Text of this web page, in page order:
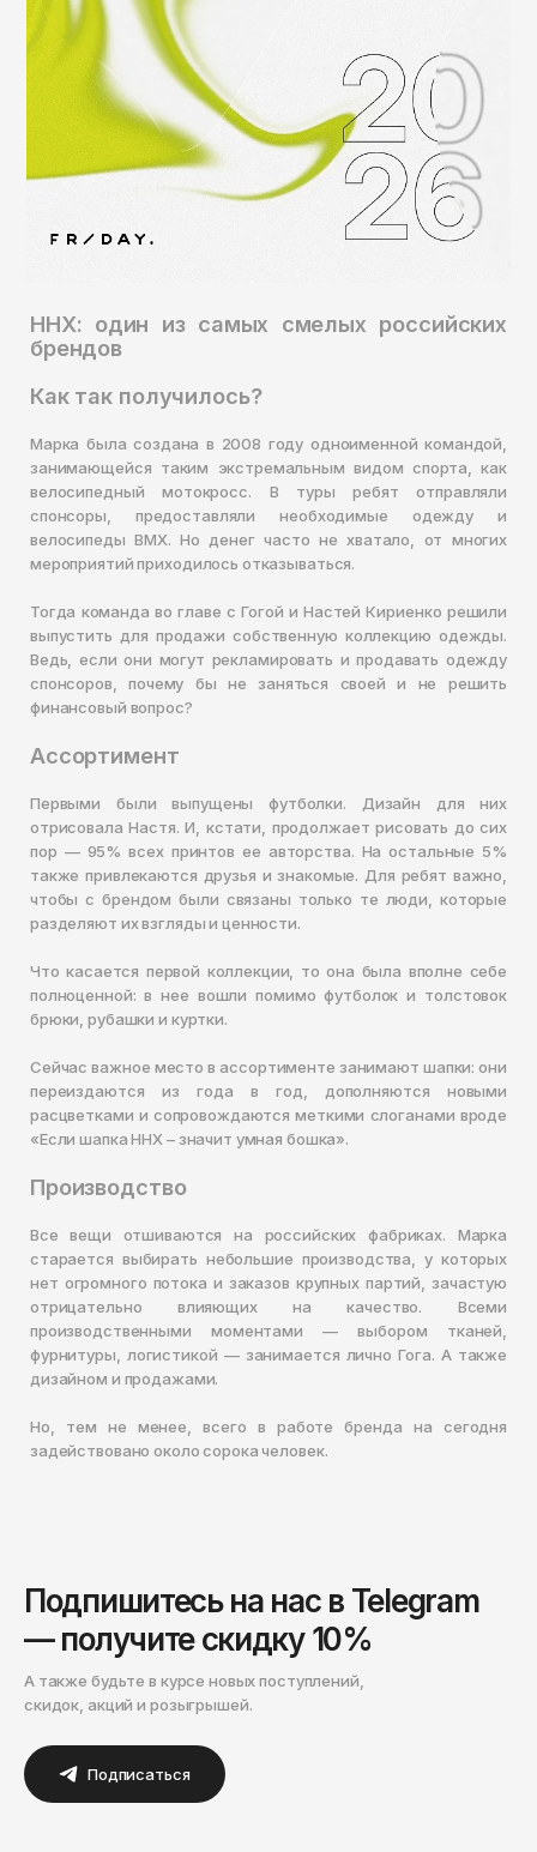
ННХ: один из самых смелых российских
брендов
Как так получилось?
Марка была создана в 2008 году одноименной командой,
занимающейся таким экстремальным видом спорта, как
велосипедный мотокросс. В туры ребят отправляли
спонсоры, предоставляли необходимые одежду и
велосипеды ВМХ. Но денег часто не хватало, от многих
мероприятий приходилось отказываться.
Тогда команда во главе с Гогой и Настей Кириенко решили
выпустить для продажи собственную коллекцию одежды.
Ведь, если они могут рекламировать и продавать одежду
спонсоров, почему бы не заняться своей и не решить
финансовый вопрос?
Ассортимент
Первыми были выпущены футболки. Дизайн для них
отрисовала Настя. И, кстати, продолжает рисовать до сих
пор — 95% всех принтов ее авторства. На остальные 5%
также привлекаются друзья и знакомые. Для ребят важно,
чтобы с брендом были связаны только те люди, которые
разделяют их взгляды и ценности.
Что касается первой коллекции, то она была вполне себе
полноценной: в нее вошли помимо футболок и толстовок
брюки, рубашки и куртки.
Сейчас важное место в ассортименте занимают шапки: они
переиздаются из года в год, дополняются новыми
расцветками и сопровождаются меткими слоганами вроде
«Если шапка ННХ – значит умная бошка».
Производство
Все вещи отшиваются на российских фабриках. Марка
старается выбирать небольшие производства, у которых
нет огромного потока и заказов крупных партий, зачастую
отрицательно влияющих на качество. Всеми
производственными моментами — выбором тканей,
фурнитуры, логистикой — занимается лично Гога. А также
дизайном и продажами.
Но, тем не менее, всего в работе бренда на сегодня
задействовано около сорока человек.
Подпишитесь на нас в Telegram
— получите скидку 10%
А также будьте в курсе новых поступлений,
скидок, акций и розыгрышей.
Подписаться
Томск
Тула
Тюмень
Ульяновск
Ханты-Мансийск
Челябинск
Черкесск
Чита
Южно-Сахалинск
Якутск
Ярославль